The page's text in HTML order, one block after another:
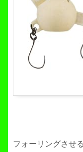
フォーリングさせ